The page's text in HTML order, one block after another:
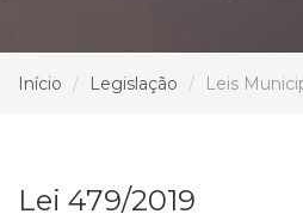
Início Legislação Leis
Lei 479/2019